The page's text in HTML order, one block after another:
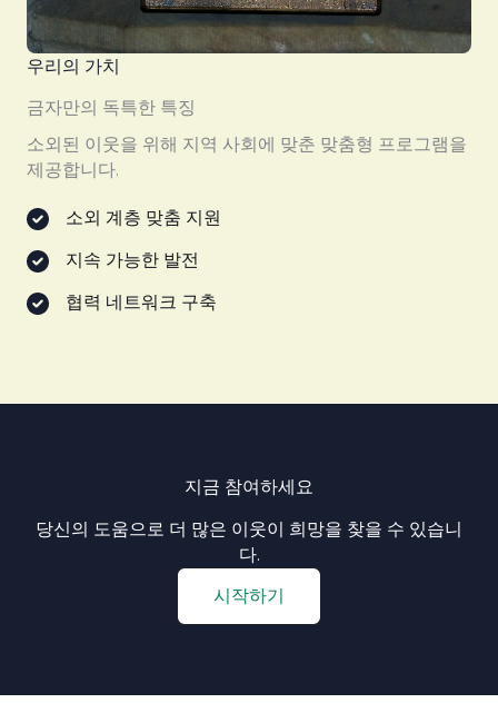
우리의 가치
금자만의 독특한 특징
소외된 이웃을 위해 지역 사회에 맞춘 맞춤형 프로그램을
제공합니다.
소외 계층 맞춤 지원
지속 가능한 발전
협력 네트워크 구축
지금 참여하세요
당신의 도움으로 더 많은 이웃이 희망을 찾을 수 있습니
다.
시작하기